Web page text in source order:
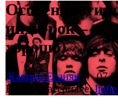
Особенности
инди-рок – не
хорошо)
Карина Еганян
В этом материале: